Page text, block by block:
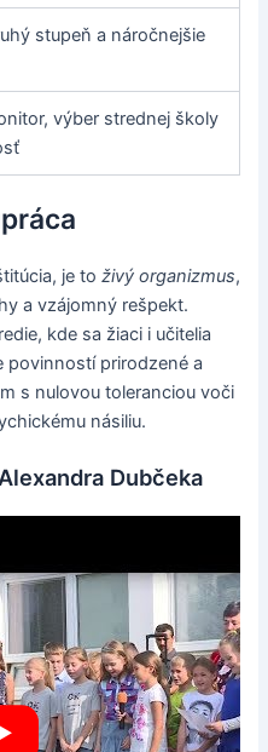
stupeň a náročnejšie
výber strednej školy
je toživý organizmus,
a vzájomný rešpekt.
kde sa žiaci i učitelia
povinností prirodzené a
s nulovou toleranciou voči
násiliu.
Dubčeka